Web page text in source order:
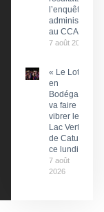
l’enquête
administrative
au CCAS
7 août 2026
« Le Lot
en
Bodéga »
va faire
vibrer le
Lac Vert
de Catus
ce lundi
7 août
2026